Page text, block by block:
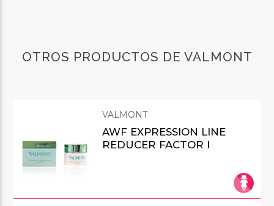
OTROS PRODUCTOS DE VALMONT
VALMONT
AWF EXPRESSION LINE
REDUCER FACTOR I